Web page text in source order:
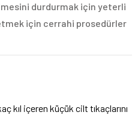
durdurmak için yeterli
için cerrahi prosedürler
kıl içeren küçük cilt tıkaçlarını